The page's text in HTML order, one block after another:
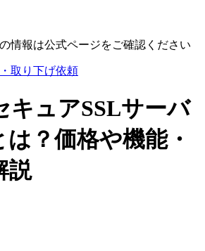
情報は公式ページをご確認ください
取り下げ依頼
キュアSSLサーバ
は？価格や機能・
説